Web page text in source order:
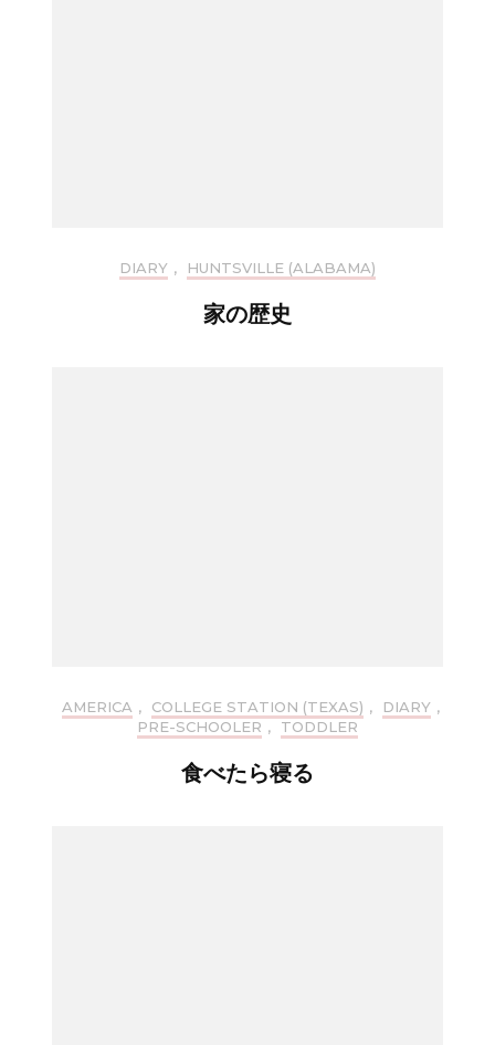
DIARY , HUNTSVILLE (ALABAMA)
家の歴史
AMERICA , COLLEGE STATION (TEXAS) , DIARY ,
PRE-SCHOOLER , TODDLER
食べたら寝る